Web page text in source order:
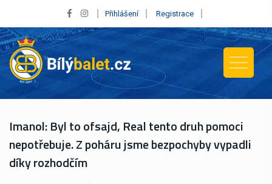
Přihlášení Registrace
Imanol: Byl to ofsajd, Real tento druh pomoci
nepotřebuje. Z poháru jsme bezpochyby vypadli
díky rozhodčím